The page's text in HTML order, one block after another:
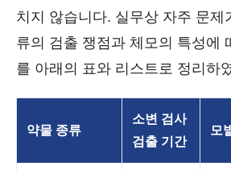
치지 않습니다. 실무상 자주 문제
류의 검출 쟁점과 체모의 특성에
를 아래의 표와 리스트로 정리하
약물 종류
소변 검사
검출 기간
모